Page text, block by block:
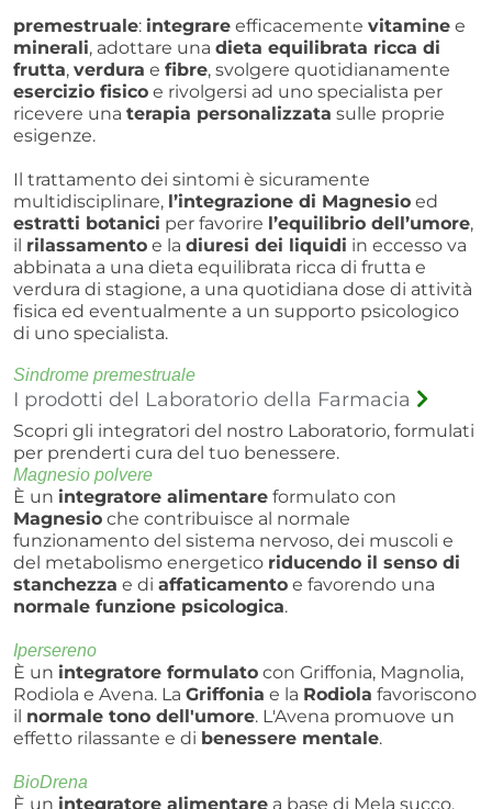
premestruale: integrare efficacemente vitamine e
minerali, adottare una dieta equilibrata ricca di
frutta, verdura e fibre, svolgere quotidianamente
esercizio fisico e rivolgersi ad uno specialista per
ricevere una terapia personalizzata sulle proprie
esigenze.
Il trattamento dei sintomi è sicuramente
multidisciplinare, l’integrazione di Magnesio ed
estratti botanici per favorire l’equilibrio dell’umore,
il rilassamento e la diuresi dei liquidi in eccesso va
abbinata a una dieta equilibrata ricca di frutta e
verdura di stagione, a una quotidiana dose di attività
fisica ed eventualmente a un supporto psicologico
di uno specialista.
Sindrome premestruale
I prodotti del Laboratorio della Farmacia
Scopri gli integratori del nostro Laboratorio, formulati
per prenderti cura del tuo benessere.
Magnesio polvere
È un integratore alimentare formulato con
Magnesio che contribuisce al normale
funzionamento del sistema nervoso, dei muscoli e
del metabolismo energetico riducendo il senso di
stanchezza e di affaticamento e favorendo una
normale funzione psicologica.
Ipersereno
È un integratore formulato con Griffonia, Magnolia,
Rodiola e Avena. La Griffonia e la Rodiola favoriscono
il normale tono dell'umore. L'Avena promuove un
effetto rilassante e di benessere mentale.
BioDrena
È un integratore alimentare a base di Mela succo,